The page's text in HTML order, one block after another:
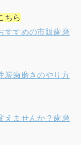
ちら
すすめの市販歯磨
炭歯磨きのやり方
えませんか？歯磨